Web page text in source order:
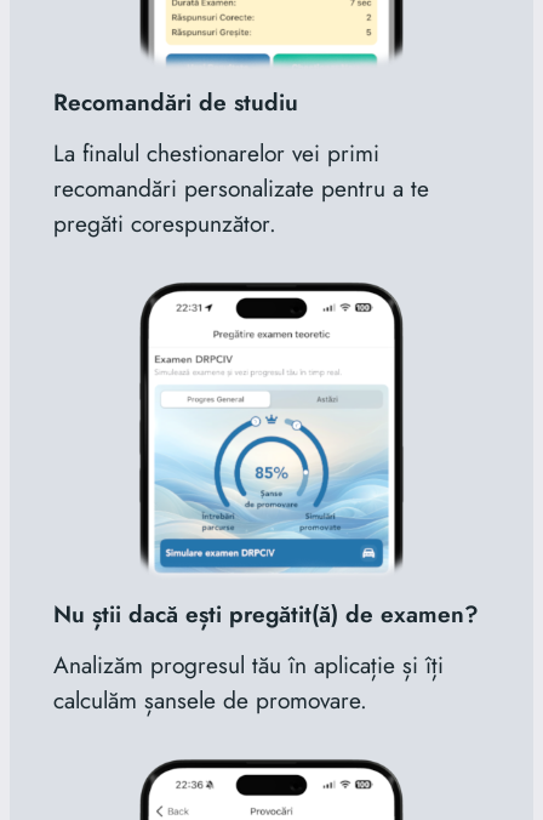
Recomandări de studiu
La finalul chestionarelor vei primi
recomandări personalizate pentru a te
pregăti corespunzător.
Nu știi dacă ești pregătit(ă) de examen?
Analizăm progresul tău în aplicație și îți
calculăm șansele de promovare.